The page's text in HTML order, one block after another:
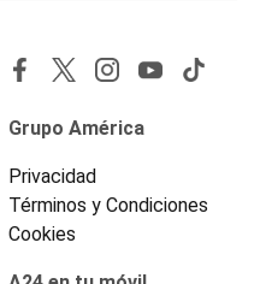
Grupo América
Privacidad
Términos y Condiciones
Cookies